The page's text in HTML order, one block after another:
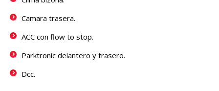
Camara trasera.
ACC con flow to stop.
Parktronic delantero y trasero.
Dcc.